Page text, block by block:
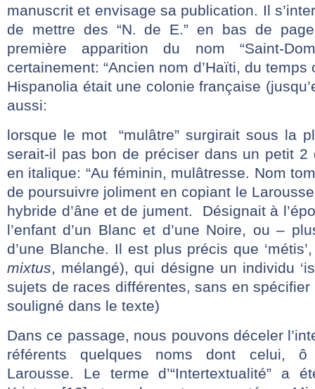
manuscrit et envisage sa publication. Il
de mettre des “N. de E.” en bas de
première apparition du nom “Saint-
certainement: “Ancien nom d’Haïti, du temps
Hispanolia était une colonie française
aussi:
lorsque le mot “mulâtre” surgirait sous la
serait-il pas bon de préciser dans un petit 2
en italique: “Au féminin, mulâtresse. Nom
de poursuivre joliment en copiant le
hybride d’âne et de jument. Désignait à
l’enfant d’un Blanc et d’une Noire, ou –
d’une Blanche. Il est plus précis que
mixtus, mélangé), qui désigne un individu
sujets de races différentes, sans en spécifier
souligné dans le texte)
Dans ce passage, nous pouvons déceler
référents quelques noms dont celui, ô
Larousse. Le terme d’“Intertextualité” a